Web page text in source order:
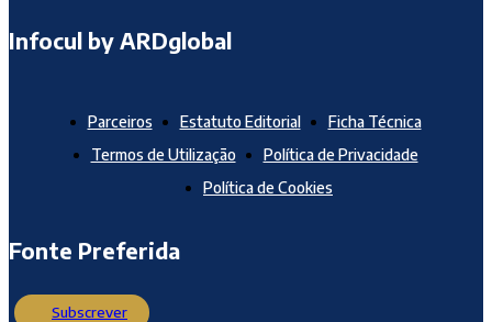
Infocul by ARDglobal
Parceiros Estatuto Editorial
Ficha Técnica
Termos de Utilização
Política de Privacidade
Política de Cookies
Fonte Preferida
Subscrever